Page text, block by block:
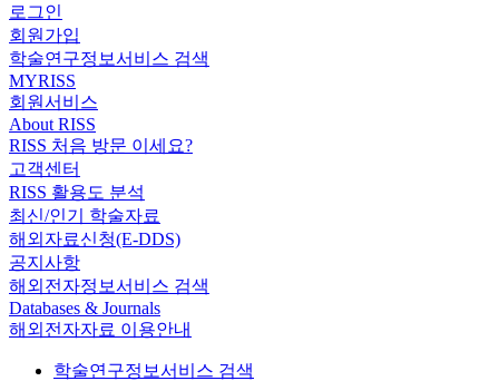
로그인
회원가입
학술연구정보서비스 검색
MYRISS
회원서비스
About RISS
RISS 처음 방문 이세요?
고객센터
RISS 활용도 분석
최신/인기 학술자료
해외자료신청(E-DDS)
공지사항
해외전자정보서비스 검색
Databases & Journals
해외전자자료 이용안내
학술연구정보서비스 검색